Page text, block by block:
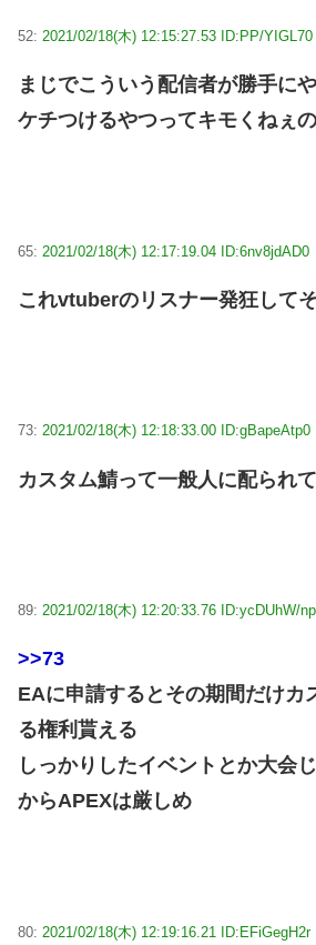
52: 2021/02/18(木) 12:15:27.53 ID:PP/YIGL70
まじでこういう配信者が勝手に
ケチつけるやつってキモくねぇ
65: 2021/02/18(木) 12:17:19.04 ID:6nv8jdAD0
これvtuberのリスナー発狂して
73: 2021/02/18(木) 12:18:33.00 ID:gBapeAtp0
カスタム鯖って一般人に配られ
89: 2021/02/18(木) 12:20:33.76 ID:ycDUhW/np
>>73
EAに申請するとその期間だけカ
る権利貰える
しっかりしたイベントとか大会
からAPEXは厳しめ
80: 2021/02/18(木) 12:19:16.21 ID:EFiGegH2r